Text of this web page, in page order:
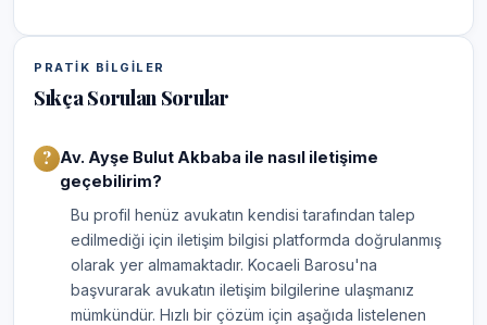
PRATIK BILGILER
Sıkça Sorulan Sorular
Av. Ayşe Bulut Akbaba ile nasıl iletişime
geçebilirim?
Bu profil henüz avukatın kendisi tarafından talep
edilmediği için iletişim bilgisi platformda doğrulanmış
olarak yer almamaktadır. Kocaeli Barosu'na
başvurarak avukatın iletişim bilgilerine ulaşmanız
mümkündür. Hızlı bir çözüm için aşağıda listelenen